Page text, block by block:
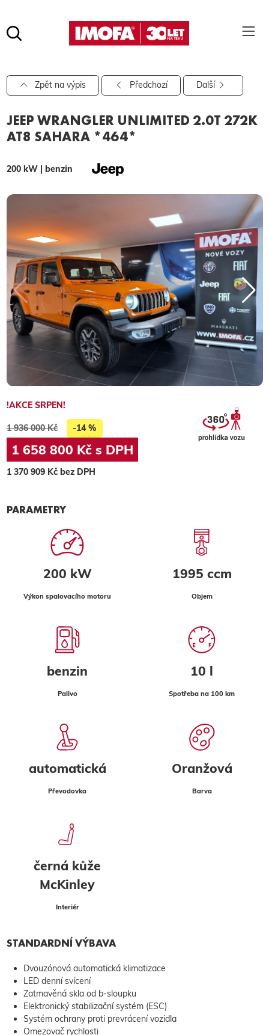
hledat
Pro vyhledávání zadejte alespoň 3 znaky.
Zpět na výpis Předchozí Další
JEEP WRANGLER UNLIMITED 2.0T 272K
AT8 SAHARA *464*
200 kW | benzin
!AKCE SRPEN!
1 936 000 Kč -14 %
1 658 800 Kč s DPH
1 370 909 Kč bez DPH
PARAMETRY
200 kW
Výkon spalovacího motoru
1995 ccm
Objem
benzin
Palivo
10 l
Spotřeba na 100 km
automatická
Převodovka
Oranžová
Barva
černá kůže
McKinley
Interiér
STANDARDNÍ VÝBAVA
Dvouzónová automatická klimatizace
LED denní svícení
Zatmavěná skla od b-sloupku
Elektronický stabilizační systém (ESC)
Systém ochrany proti prevrácení vozidla
Omezovač rychlosti